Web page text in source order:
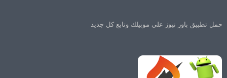
حمل تطبيق باور نيوز علي موبيلك وتابع كل جديد